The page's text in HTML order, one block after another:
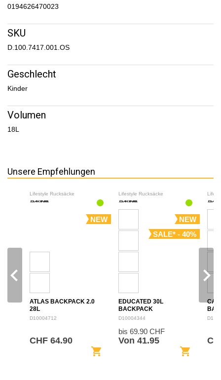
0194626470023
SKU
D.100.7417.001.OS
Geschlecht
Kinder
Volumen
18L
Unsere Empfehlungen
Lifestyle Rucksäcke
NEW
ATLAS BACKPACK 2.0
28L
D10004712
CHF 64.90
shopping_cart
Lifestyle Rucksäcke
NEW
SALE* - 40%
EDUCATED 30L
BACKPACK
D10004344
bis 69.90 CHF
Von 41.95
shopping_cart
navigate_before navigate_next